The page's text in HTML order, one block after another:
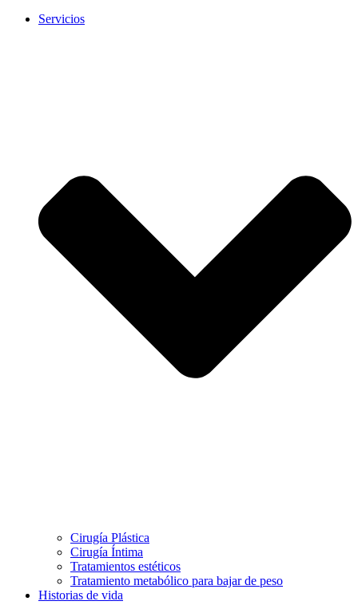
Servicios
Cirugía Plástica
Cirugía Íntima
Tratamientos estéticos
Tratamiento metabólico para bajar de peso
Historias de vida